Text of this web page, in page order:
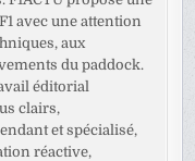
avec une attention
aux
du paddock.
éditorial
clairs,
et spécialisé,
réactive,